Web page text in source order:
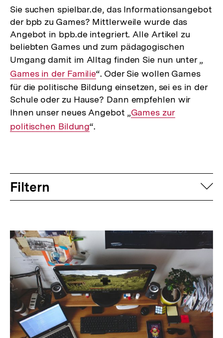
Sie suchen spielbar.de, das Informationsangebot
der bpb zu Games? Mittlerweile wurde das
Angebot in bpb.de integriert. Alle Artikel zu
beliebten Games und zum pädagogischen
Umgang damit im Alltag finden Sie nun unter „
Games in der Familie“. Oder Sie wollen Games
für die politische Bildung einsetzen, sei es in der
Schule oder zu Hause? Dann empfehlen wir
Ihnen unser neues Angebot „Interner
Games zur
politischen Bildung“.
Filtern